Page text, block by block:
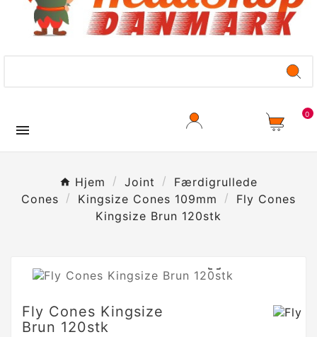

0
Hjem Joint
Færdigrullede
Cones
Kingsize Cones 109mm
Fly Cones
Kingsize Brun 120stk

Fly Cones Kingsize
Brun 120stk